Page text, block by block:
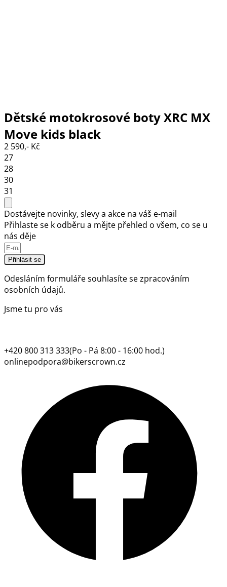
Dětské motokrosové boty XRC MX
Move kids black
2 590,- Kč
27
28
30
31
Dostávejte novinky, slevy a akce na váš e-mail
Přihlaste se k odběru a mějte přehled o všem, co se u
nás děje
Přihlásit se
Odesláním formuláře souhlasíte sezpracováním
osobních údajů.
Jsme tu pro vás
+420 800 313 333(Po - Pá 8:00 - 16:00 hod.)
onlinepodpora@bikerscrown.cz